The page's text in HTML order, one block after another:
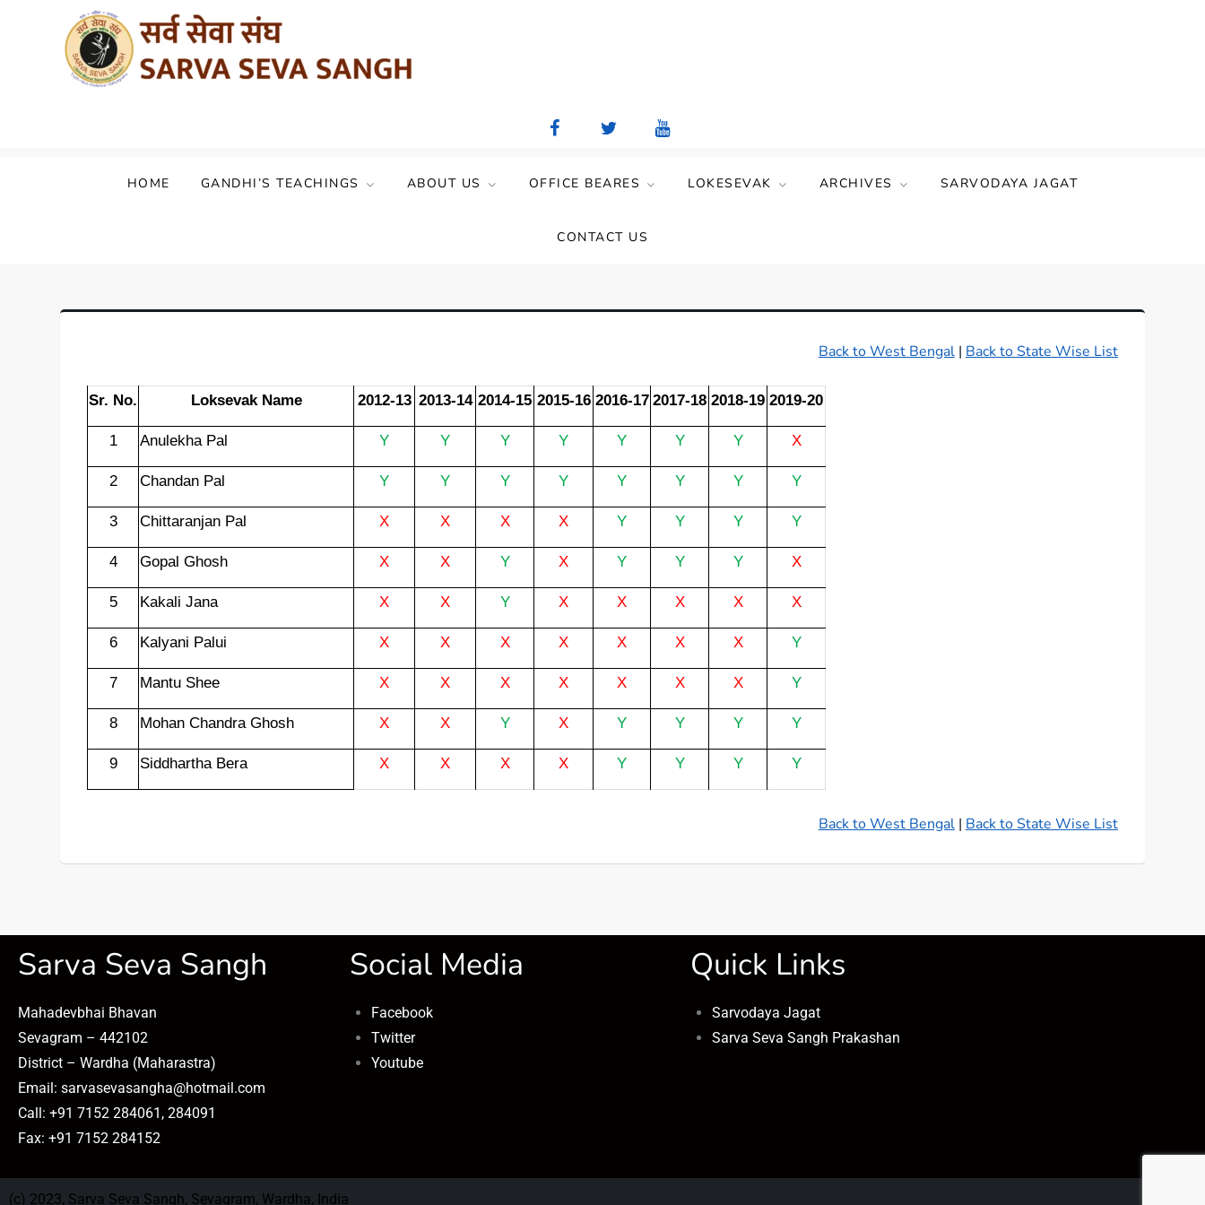
HOME GANDHI’S TEACHINGS ABOUT US OFFICE BEARES LOKESEVAK ARCHIVES SARVODAYA JAGAT
CONTACT US
Back to West Bengal| Back to State Wise List
Sr. No. Loksevak Name 2012-13 2013-14 2014-15 2015-16 2016-17 2017-18 2018-19 2019-20
1 Anulekha Pal Y Y Y Y Y Y Y X
2 Chandan Pal Y Y Y Y Y Y Y Y
3 Chittaranjan Pal X X X X Y Y Y Y
4 Gopal Ghosh X X Y X Y Y Y X
5 Kakali Jana X X Y X X X X X
6 Kalyani Palui X X X X X X X Y
7 Mantu Shee X X X X X X X Y
8 Mohan Chandra Ghosh X X Y X Y Y Y Y
9 Siddhartha Bera X X X X Y Y Y Y
Back to West Bengal| Back to State Wise List
Sarva Seva Sangh
Mahadevbhai Bhavan
Sevagram – 442102
District – Wardha (Maharastra)
Email: sarvasevasangha@hotmail.com
Call: +91 7152 284061, 284091
Fax: +91 7152 284152
Social Media
Facebook
Twitter
Youtube
Quick Links
Sarvodaya Jagat
Sarva Seva Sangh Prakashan
(c) 2023, Sarva Seva Sangh, Sevagram, Wardha, India